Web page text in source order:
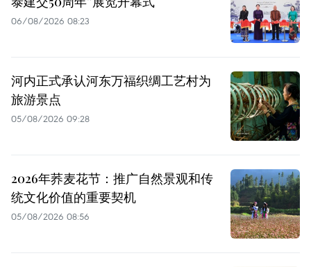
06/08/2026 08:23
河内正式承认河东万福织绸工艺村为
旅游景点
05/08/2026 09:28
2026年荞麦花节：推广自然景观和传
统文化价值的重要契机
05/08/2026 08:56